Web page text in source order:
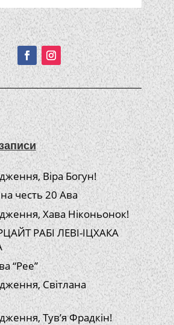
Подписывайтесь!
Віра Богун!
честь 20 Ава
Хава Ніконьонок!
РАБІ ЛЕВІ-ІЦХАКА
“Рее”
Світлана
Тув’я Фрадкін!